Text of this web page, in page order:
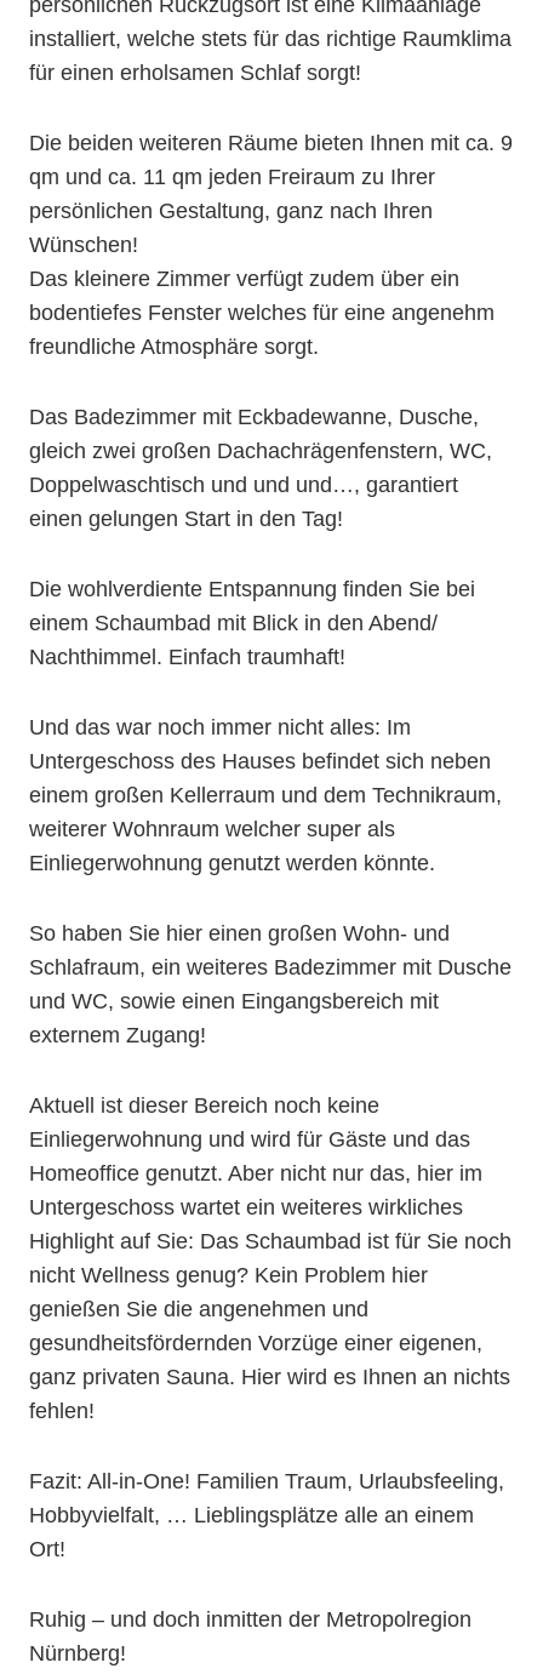
installiert, welche stets für das richtige Raumklima
für einen erholsamen Schlaf sorgt!
Die beiden weiteren Räume bieten Ihnen mit ca. 9
qm und ca. 11 qm jeden Freiraum zu Ihrer
persönlichen Gestaltung, ganz nach Ihren
Wünschen!
Das kleinere Zimmer verfügt zudem über ein
bodentiefes Fenster welches für eine angenehm
freundliche Atmosphäre sorgt.
Das Badezimmer mit Eckbadewanne, Dusche,
gleich zwei großen Dachachrägenfenstern, WC,
Doppelwaschtisch und und und…, garantiert
einen gelungen Start in den Tag!
Die wohlverdiente Entspannung finden Sie bei
einem Schaumbad mit Blick in den Abend/
Nachthimmel. Einfach traumhaft!
Und das war noch immer nicht alles: Im
Untergeschoss des Hauses befindet sich neben
einem großen Kellerraum und dem Technikraum,
weiterer Wohnraum welcher super als
Einliegerwohnung genutzt werden könnte.
So haben Sie hier einen großen Wohn- und
Schlafraum, ein weiteres Badezimmer mit Dusche
und WC, sowie einen Eingangsbereich mit
externem Zugang!
Aktuell ist dieser Bereich noch keine
Einliegerwohnung und wird für Gäste und das
Homeoffice genutzt. Aber nicht nur das, hier im
Untergeschoss wartet ein weiteres wirkliches
Highlight auf Sie: Das Schaumbad ist für Sie noch
nicht Wellness genug? Kein Problem hier
genießen Sie die angenehmen und
gesundheitsfördernden Vorzüge einer eigenen,
ganz privaten Sauna. Hier wird es Ihnen an nichts
fehlen!
Fazit: All-in-One! Familien Traum, Urlaubsfeeling,
Hobbyvielfalt, … Lieblingsplätze alle an einem
Ort!
Ruhig – und doch inmitten der Metropolregion
Nürnberg!